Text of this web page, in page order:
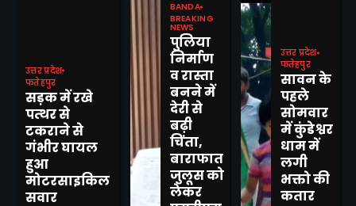
उत्तर प्रदेश
फतेहपुर
सड़क में रखे
पत्थर से
टकराने से
गंभीर घायल
हुआ
मोटरसाइकिल
सवार
BANDA
BREAKING
NEWS
पुलिया
निर्माण
व रास्ता
बनने में
देरी से
बढ़ी
चिंता,
बाराफात
जुलूस को
लेकर
उत्तर प्रदेश
फतेहपुर
सावन के
पहले
सोमवार
में कुंडेश्वर
धाम में
लगी
भक्तो की
कतार